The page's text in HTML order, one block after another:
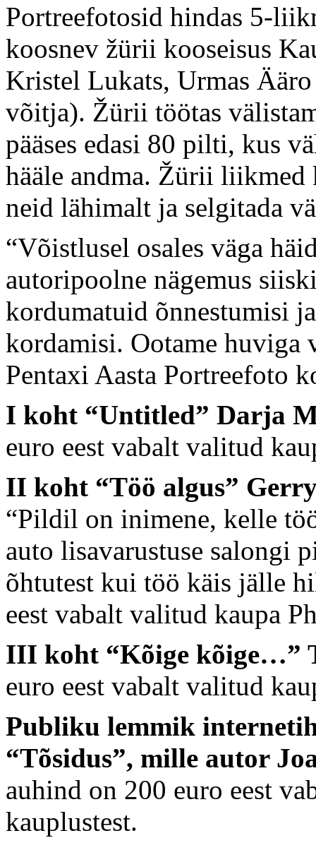
Portreefotosid hindas 5-
koosnev žürii kooseisus
Kristel Lukats, Urmas
võitja). Žürii töötas
pääses edasi 80 pilti, kus
hääle andma. Žürii
neid lähimalt ja selgitada
“Võistlusel osales väga
autoripoolne nägemus
kordumatuid õnnestumisi
kordamisi. Ootame huviga
Pentaxi Aasta Portreefoto
I koht “Untitled” Darja
euro eest vabalt valitud
II koht “Töö algus”
“Pildil on inimene, kelle
auto lisavarustuse salongi
õhtutest kui töö käis jälle
eest vabalt valitud kaupa
III koht “Kõige kõige…”
euro eest vabalt valitud
Publiku lemmik
“Tõsidus”, mille autor
auhind on 200 euro eest
kauplustest.